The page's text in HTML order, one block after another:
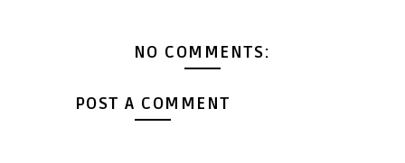
NO COMMENTS:
POST A COMMENT